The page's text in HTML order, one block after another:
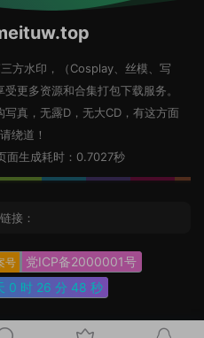
方水印，（Cosplay、丝模、写
更多资源和合集打包下载服务。
真，无露D，无大CD，有这方面
绕道！
面生成耗时：0.7027秒
接：
号 党ICP备2000001号
0 时 26 分 49 秒